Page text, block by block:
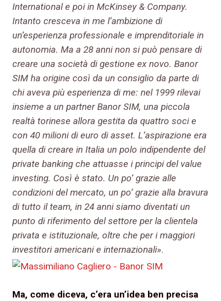
International e poi in McKinsey & Company.
Intanto cresceva in me l’ambizione di
un’esperienza professionale e imprenditoriale in
autonomia. Ma a 28 anni non si può pensare di
creare una società di gestione ex novo. Banor
SIM ha origine così da un consiglio da parte di
chi aveva più esperienza di me: nel 1999 rilevai
insieme a un partner Banor SIM, una piccola
realtà torinese allora gestita da quattro soci e
con 40 milioni di euro di asset. L’aspirazione era
quella di creare in Italia un polo indipendente del
private banking che attuasse i principi del value
investing. Così è stato. Un po’ grazie alle
condizioni del mercato, un po’ grazie alla bravura
di tutto il team, in 24 anni siamo diventati un
punto di riferimento del settore per la clientela
privata e istituzionale, oltre che per i maggiori
investitori americani e internazionali».
Ma, come diceva, c’era un’idea ben precisa